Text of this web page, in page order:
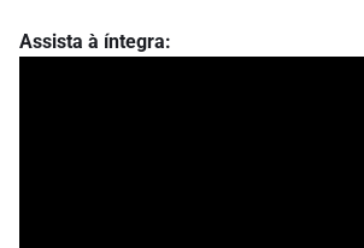
Assista à íntegra: